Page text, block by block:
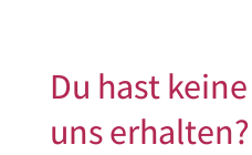
Du hast
uns erhalten?